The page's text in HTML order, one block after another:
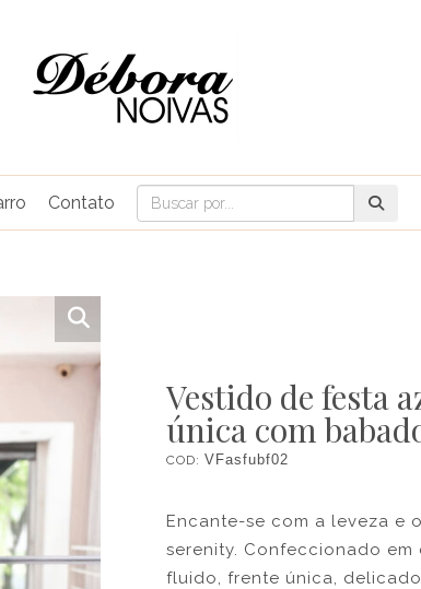
Contato
Vestido de festa
única com
COD: VFasfubf02
Encante-se com a leveza e
serenity. Confeccionado
fluido, frente única,